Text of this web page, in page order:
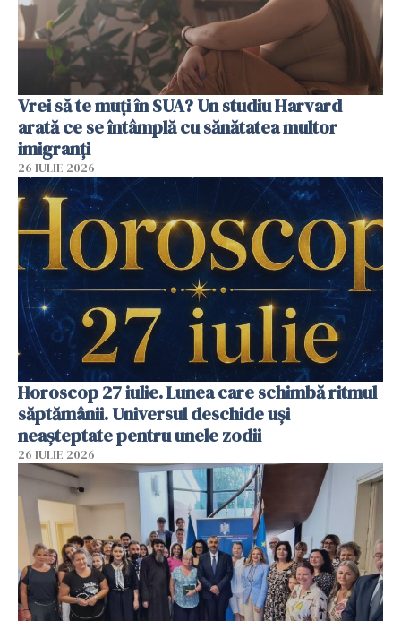
Vrei să te muți în SUA? Un studiu Harvard
arată ce se întâmplă cu sănătatea multor
imigranți
26 IULIE 2026
Horoscop 27 iulie. Lunea care schimbă ritmul
săptămânii. Universul deschide uși
neașteptate pentru unele zodii
26 IULIE 2026